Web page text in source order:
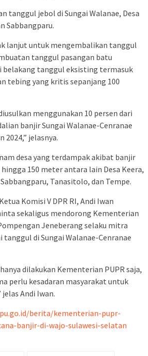
tanggul jebol di Sungai Walanae, Desa
Sabbangparu.
lanjut untuk mengembalikan tanggul
tanggul pasangan batu
belakang tanggul eksisting termasuk
tebing yang kritis sepanjang 100
menggunakan 10 persen dari
banjir Sungai Walanae-Cenranae
2024,” jelasnya.
desa yang terdampak akibat banjir
150 meter antara lain Desa Keera,
Tanasitolo, dan Tempe.
Komisi V DPR RI, Andi Iwan
sekaligus mendorong Kementerian
Jeneberang selaku mitra
tanggul di Sungai Walanae-Cenranae
dilakukan Kementerian PUPR saja,
perlu kesadaran masyarakat untuk
Andi Iwan.
berita/kementerian-pupr-
banjir-di-wajo-sulawesi-selatan